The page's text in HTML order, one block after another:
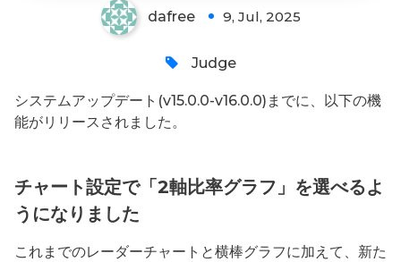
dafree 9, Jul, 2025
Judge
システムアップデート(v15.0.0-v16.0.0)までに、以下の機
能がリリースされました。
チャート設定で「2軸比率グラフ」を選べるよ
うになりました
これまでのレーダーチャートと横棒グラフに加えて、新た